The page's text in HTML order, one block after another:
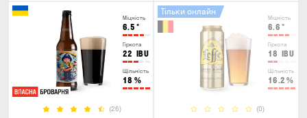
Міцність
6.5 °
Гіркота
22 IBU
Щільність
18 %
(26)
Міцність
6.6 °
Гіркота
18 IBU
Щільність
16.2 %
(0)
Тільки онлайн